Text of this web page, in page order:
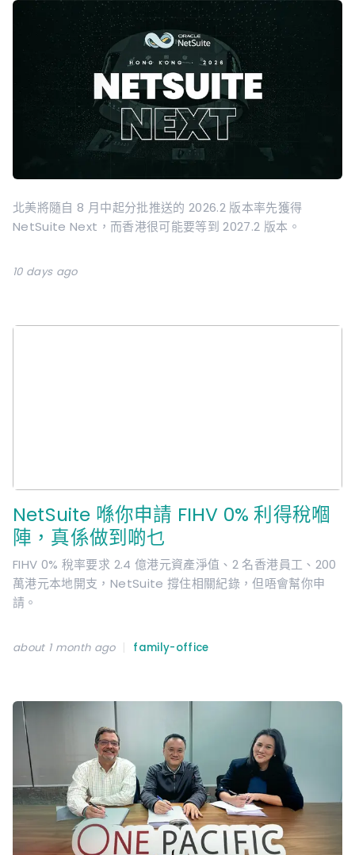
北美將隨自 8 月中起分批推送的 2026.2 版本率先獲得
NetSuite Next，而香港很可能要等到 2027.2 版本。
10 days ago
NetSuite 喺你申請 FIHV 0% 利得稅嗰
陣，真係做到啲乜
FIHV 0% 稅率要求 2.4 億港元資產淨值、2 名香港員工、200
萬港元本地開支，NetSuite 撐住相關紀錄，但唔會幫你申
請。
about 1 month ago| family-office